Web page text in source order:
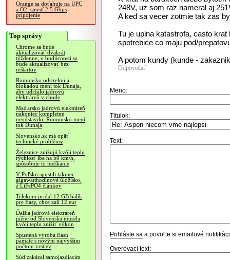
Orange sa doťahuje na UPC
a O2, spustí 2.5 Gbps
pripojenie
Top správy
Chrome sa bude
aktualizovať dvakrát
týždenne, v budúcnosti sa
bude aktualizovať bez
reštartov
Rumunsko odstrelmi a
blokádou mení tok Dunaja,
aby udržalo jadrovú
elektráreň v chode
Maďarsko jadrovú elektráreň
nakoniec kompletne
neodstavilo, Rumunsko mení
tok Dunaja
Slovensko.sk má opäť
technické problémy
Železnice znižujú kvôli teplu
rýchlosť iba na 50 km/h,
spôsobuje to meškanie
V Poľsku spustili takmer
gigawatthodinové úložisko,
z LiFePO4 článkov
Telekom pridal 12 GB balík
pre Easy, chce zaň 12 eur
Ďalšia jadrová elektráreň
južne od Slovenska musela
kvôli teplu znížiť výkon
Spustená výroba flash
pamäte s novým najvyšším
počtom vrstiev
Súd zakázal samojazdiacim
248V, uz som raz nameral aj
A ked sa vecer zotmie tak zas
Tu je uplna katastrofa, casto
spotrebice co maju pod/
A potom kundy (kunde -
Odpovedať
Meno:
Titulok:
Text:
Prihláste sa a povoľte si emailové
Overovací text: